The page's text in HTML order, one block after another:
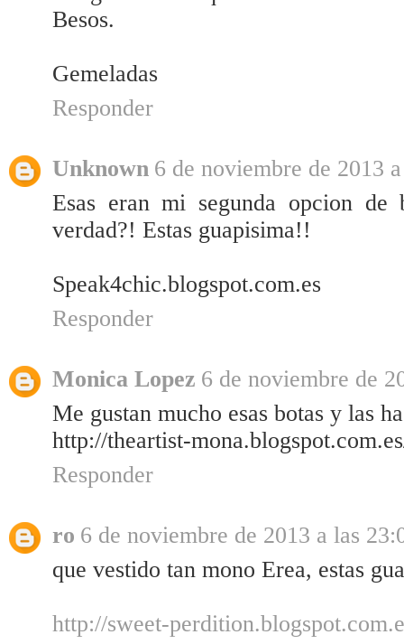
Besos.
Gemeladas
Responder
Unknown 6 de noviembre de 2013
Esas eran mi segunda opcion de
verdad?! Estas guapisima!!
Speak4chic.blogspot.com.es
Responder
Monica Lopez 6 de noviembre de
Me gustan mucho esas botas y las
http://theartist-
Responder
ro 6 de noviembre de 2013 a las
que vestido tan mono Erea, estas
http://sweet-